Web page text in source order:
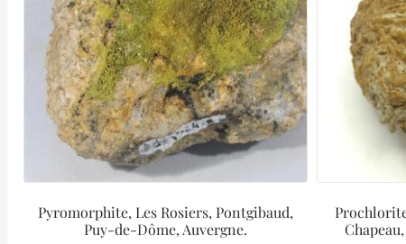
Pyromorphite, Les Rosiers, Pontgibaud,
Puy-de-Dôme, Auvergne.